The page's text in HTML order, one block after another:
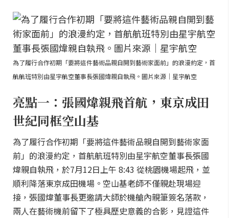
為了履行合作初期「要將這件藝術品親自開到藝術家面前」的浪漫約定，首
航航班特別由星宇航空董事長張國煒親自執飛。圖片來源｜星宇航空
亮點一：張國煒親飛首航，東京成田
世紀同框空山基
為了履行合作初期「要將這件藝術品親自開到藝術家面
前」的浪漫約定，首航航班特別由星宇航空董事長張國
煒親自執飛，於7月12日上午 8:43 從桃園機場起飛，並
順利降落東京成田機場。空山基老師不僅親赴現場迎
接，張國煒董事長更邀請大師於機艙內親筆簽名落款，
兩人在藝術機前留下了極具歷史意義的合影，見證這件